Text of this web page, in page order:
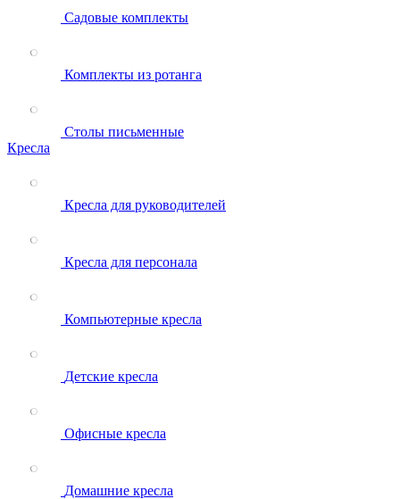
Садовые комплекты
Комплекты из ротанга
Столы письменные
Кресла
Кресла для руководителей
Кресла для персонала
Компьютерные кресла
Детские кресла
Офисные кресла
Домашние кресла